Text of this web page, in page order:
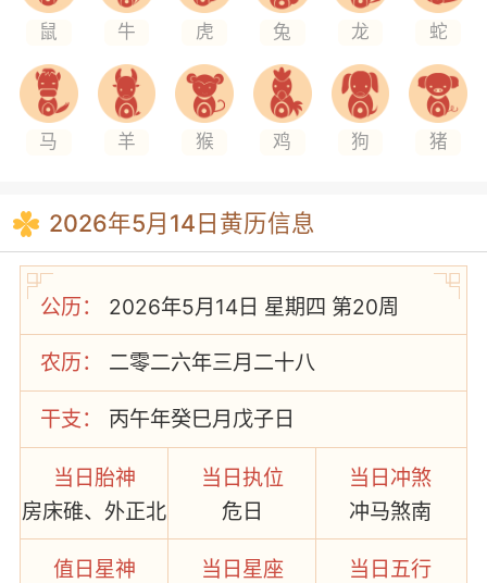
鼠 牛 虎 兔 龙 蛇
马 羊 猴 鸡 狗 猪
2026年5月14日黄历信息
公历： 2026年5月14日 星期四 第20周
农历： 二零二六年三月二十八
干支： 丙午年癸巳月戊子日
当日胎神
房床碓、外正北
当日执位
危日
当日冲煞
冲马煞南
值日星神
当日星座
当日五行